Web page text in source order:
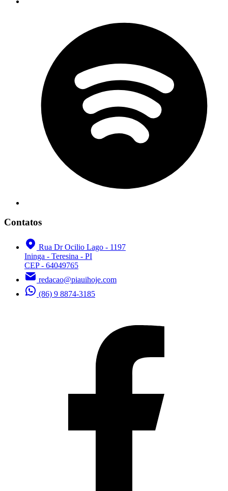
Contatos
Rua Dr Ocilio Lago - 1197
Ininga - Teresina - PI
CEP - 64049765
redacao@piauihoje.com
(86) 9 8874-3185